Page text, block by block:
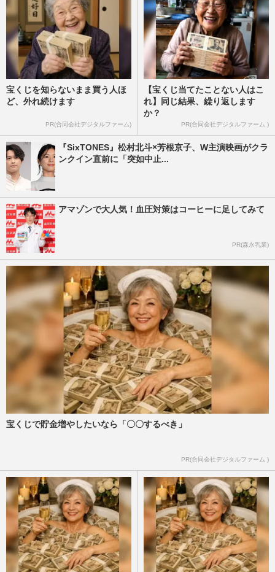
宝くじを知らないまま買う人ほ
ど、外れ続けます
PR(合同会社デジタルファーム)
【宝くじ当てたことない人はこ
れ】同じ結果、繰り返します
か？
PR(合同会社デジタルファーム )
『SixTONES』松村北斗×芳根京子、W主演映画がクラ
ンクイン直前に「突如中止...
アマゾンで大人気！血圧対策はコーヒーに足してみて
PR(森永乳業)
宝くじで貯金増やしたいなら「〇〇するべき」
PR(合同会社デジタルファーム )